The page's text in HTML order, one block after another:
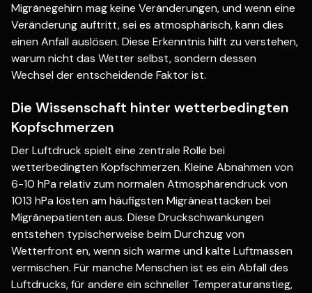
Migränegehirn mag keine Veränderungen, und wenn eine
Veränderung auftritt, sei es atmosphärisch, kann dies
einen Anfall auslösen. Diese Erkenntnis hilft zu verstehen,
warum nicht das Wetter selbst, sondern dessen
Wechsel der entscheidende Faktor ist.
Die Wissenschaft hinter wetterbedingten
Kopfschmerzen
Der Luftdruck spielt eine zentrale Rolle bei
wetterbedingten Kopfschmerzen. Kleine Abnahmen von
6-10 hPa relativ zum normalen Atmosphärendruck von
1013 hPa lösten am häufigsten Migräneattacken bei
Migränepatienten aus. Diese Druckschwankungen
entstehen typischerweise beim Durchzug von
Wetterfront en, wenn sich warme und kalte Luftmassen
vermischen. Für manche Menschen ist es ein Abfall des
Luftdrucks, für andere ein schneller Temperaturanstieg,